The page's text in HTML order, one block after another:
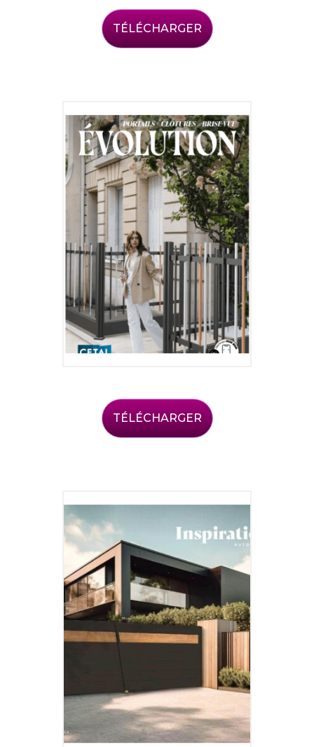
TÉLÉCHARGER
TÉLÉCHARGER